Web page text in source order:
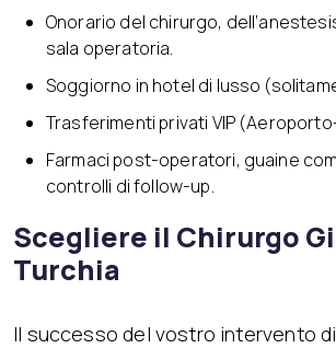
Onorario del chirurgo,
sala operatoria.
Soggiorno in hotel di lusso
Trasferimenti privati VIP
Farmaci post-operatori, guaine
controlli di follow-up.
Scegliere il Chirurgo
Turchia
Il successo del vostro intervento